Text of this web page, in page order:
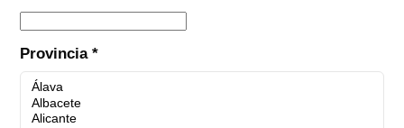
Provincia *